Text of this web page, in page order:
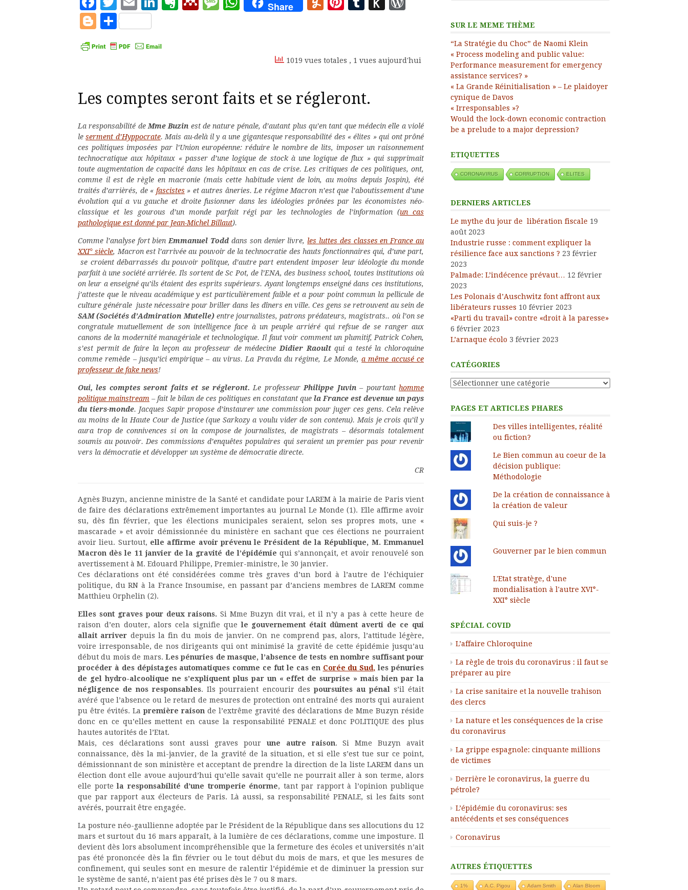
Share
Blogger
Partager
1019 vues totales , 1 vues aujourd'hui
Les comptes seront faits et se régleront.
La responsabilité de Mme Buzin est de nature pénale, d’autant plus qu’en tant que médecin elle a violé
leserment d’Hyppocrate. Mais au-delà il y a une gigantesque responsabilité des « élites » qui ont prôné
ces politiques imposées par l’Union européenne: réduire le nombre de lits, imposer un raisonnement
technocratique aux hôpitaux « passer d’une logique de stock à une logique de flux » qui supprimait
toute augmentation de capacité dans les hôpitaux en cas de crise. Les critiques de ces politiques, ont,
comme il est de règle en macronie (mais cette habitude vient de loin, au moins depuis Jospin), été
traités d’arrièrés, de « fascistes » et autres âneries. Le régime Macron n’est que l’aboutissement d’une
évolution qui a vu gauche et droite fusionner dans les idéologies prônées par les économistes néo-
classique et les gourous d’un monde parfait régi par les technologies de l’information (un cas
pathologique est donné par Jean-Michel Billaut).
Comme l’analyse fort bien Emmanuel Todd dans son denier livre, les luttes des classes en France au
XXI° siècle, Macron est l’arrivée au pouvoir de la technocratie des hauts fonctionnaires qui, d’une part,
se croient débarrassés du pouvoir politque, d’autre part entendent imposer leur idéologie du monde
parfait à une société arriérée. Ils sortent de Sc Pot, de l’ENA, des business school, toutes institutions où
on leur a enseigné qu’ils étaient des esprits supérieurs. Ayant longtemps enseigné dans ces institutions,
j’atteste que le niveau académique y est particulièrement faible et a pour point commun la pellicule de
culture générale juste nécessaire pour briller dans les dîners en ville. Ces gens se retrouvent au sein de
SAM (Sociétés d’Admiration Mutelle)entre journalistes, patrons prédateurs, magistrats.. où l’on se
congratule mutuellement de son intelligence face à un peuple arriéré qui refsue de se ranger aux
canons de la modernité managériale et technologique. Il faut voir comment un plumitif, Patrick Cohen,
s’est permit de faire la leçon au professeur de médecine Didier Raoultqui a testé la chloroquine
comme remède – jusqu’ici empirique – au virus. La Pravda du régime, Le Monde,a même accusé ce
professeur de fake news!
Oui, les comptes seront faits et se régleront. Le professeur Philippe Juvin– pourtant homme
politique mainstream – fait le bilan de ces politiques en constatant que la France est devenue un pays
du tiers-monde. Jacques Sapir propose d’instaurer une commission pour juger ces gens. Cela relève
au moins de la Haute Cour de Justice (que Sarkozy a voulu vider de son contenu). Mais je crois qu’il y
aura trop de connivences si on la compose de journalistes, de magistrats – désormais totalement
soumis au pouvoir. Des commissions d’enquêtes populaires qui seraient un premier pas pour revenir
vers la démocratie et développer un système de démocratie directe.
CR
Agnès Buzyn, ancienne ministre de la Santé et candidate pour LAREM à la mairie de Paris vient
de faire des déclarations extrêmement importantes au journal Le Monde (1). Elle affirme avoir
su, dès fin février, que les élections municipales seraient, selon ses propres mots, une «
mascarade » et avoir démissionnée du ministère en sachant que ces élections ne pourraient
avoir lieu. Surtout, elle affirme avoir prévenu le Président de la République, M. Emmanuel
Macron dès le 11 janvier de la gravité de l’épidémie qui s’annonçait, et avoir renouvelé son
avertissement à M. Edouard Philippe, Premier-ministre, le 30 janvier.
Ces déclarations ont été considérées comme très graves d’un bord à l’autre de l’échiquier
politique, du RN à la France Insoumise, en passant par d’anciens membres de LAREM comme
Matthieu Orphelin (2).
Elles sont graves pour deux raisons. Si Mme Buzyn dit vrai, et il n’y a pas à cette heure de
raison d’en douter, alors cela signifie quele gouvernement était dûment averti de ce qui
allait arriver depuis la fin du mois de janvier. On ne comprend pas, alors, l’attitude légère,
voire irresponsable, de nos dirigeants qui ont minimisé la gravité de cette épidémie jusqu’au
début du mois de mars. Les pénuries de masque, l’absence de tests en nombre suffisant pour
procéder à des dépistages automatiques comme ce fut le cas en Corée du Sud, les pénuries
de gel hydro-alcoolique ne s’expliquent plus par un « effet de surprise » mais bien par la
négligence de nos responsables. Ils pourraient encourir des poursuites au pénal
s’il était
avéré que l’absence ou le retard de mesures de protection ont entraîné des morts qui auraient
pu être évités. La première raison de l’extrême gravité des déclarations de Mme Buzyn réside
donc en ce qu’elles mettent en cause la responsabilité PENALE et donc POLITIQUE des plus
hautes autorités de l’Etat.
Mais, ces déclarations sont aussi graves pour une autre raison. Si Mme Buzyn avait
connaissance, dès la mi-janvier, de la gravité de la situation, et si elle s’est tue sur ce point,
démissionnant de son ministère et acceptant de prendre la direction de la liste LAREM dans un
élection dont elle avoue aujourd’hui qu’elle savait qu’elle ne pourrait aller à son terme, alors
elle portela responsabilité d’une tromperie énorme, tant par rapport à l’opinion publique
que par rapport aux électeurs de Paris. Là aussi, sa responsabilité PENALE, si les faits sont
avérés, pourrait être engagée.
La posture néo-gaullienne adoptée par le Président de la République dans ses allocutions du 12
mars et surtout du 16 mars apparaît, à la lumière de ces déclarations, comme une imposture. Il
devient dès lors absolument incompréhensible que la fermeture des écoles et universités n’ait
pas été prononcée dès la fin février ou le tout début du mois de mars, et que les mesures de
confinement, qui seules sont en mesure de ralentir l’épidémie et de diminuer la pression sur
le système de santé, n’aient pas été prises dès le 7 ou 8 mars.
SUR LE MEME THÈME
“La Stratégie du Choc” de Naomi Klein
« Process modeling and public value:
Performance measurement for emergency
assistance services? »
« La Grande Réinitialisation » – Le plaidoyer
cynique de Davos
« Irresponsables »?
Would the lock-down economic contraction
be a prelude to a major depression?
ETIQUETTES
CORONAVIRUS CORRUPTION ELITES
DERNIERS ARTICLES
Le mythe du jour de libération fiscale 19
août 2023
Industrie russe : comment expliquer la
résilience face aux sanctions ? 23 février
2023
Palmade: L’indécence prévaut… 12 février
2023
Les Polonais d’Auschwitz font affront aux
libérateurs russes 10 février 2023
«Parti du travail» contre «droit à la paresse»
6 février 2023
L’arnaque écolo 3 février 2023
CATÉGORIES
Catégories
PAGES ET ARTICLES PHARES
Des villes intelligentes, réalité
ou fiction?
Le Bien commun au coeur de la
décision publique:
Méthodologie
De la création de connaissance à
la création de valeur
Qui suis-je ?
Gouverner par le bien commun
L'Etat stratège, d'une
mondialisation à l'autre XVI°-
XXI° siècle
SPÉCIAL COVID
L’affaire Chloroquine
La règle de trois du coronavirus : il faut se
préparer au pire
La crise sanitaire et la nouvelle trahison
des clercs
La nature et les conséquences de la crise
du coronavirus
La grippe espagnole: cinquante millions
de victimes
Derrière le coronavirus, la guerre du
pétrole?
L’épidémie du coronavirus: ses
antécédents et ses conséquences
Coronavirus
AUTRES ÉTIQUETTES
1% A.C. Pigou Adam Smith Alan Bloom